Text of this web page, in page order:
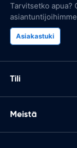
Tarvitsetko apua?
Asiakastuki
Tili
Meistä